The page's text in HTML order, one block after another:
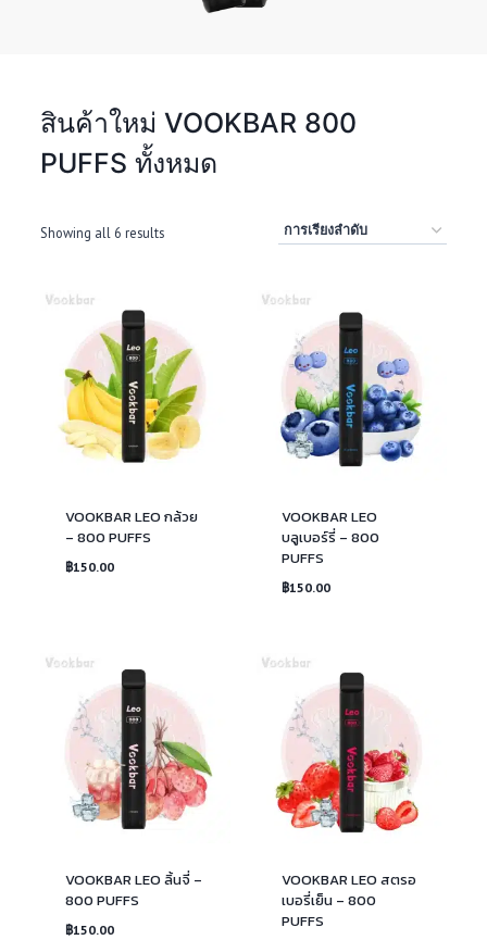
สินค้าใหม่ VOOKBAR 800
PUFFS ทั้งหมด
Showing all 6 results
VOOKBAR LEO กล้วย
– 800 PUFFS
฿150.00
VOOKBAR LEO
บลูเบอร์รี่ – 800
PUFFS
฿150.00
VOOKBAR LEO ลิ้นจี่ –
800 PUFFS
฿150.00
VOOKBAR LEO สตรอ
เบอรี่เย็น – 800
PUFFS